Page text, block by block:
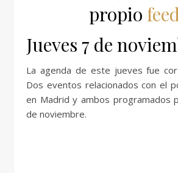
propio
Jueves 7 de
La agenda de este jueves fue
Dos eventos relacionados con el
en Madrid y ambos programados
de noviembre.